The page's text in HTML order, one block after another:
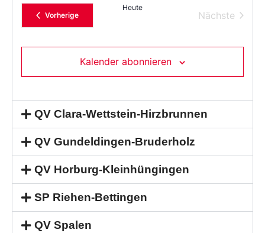
VorherigeVeranstaltungen
Heute
Nächste
Kalender abonnieren
QV Clara-Wettstein-Hirzbrunnen
QV Gundeldingen-Bruderholz
QV Horburg-Kleinhüngingen
SP Riehen-Bettingen
QV Spalen